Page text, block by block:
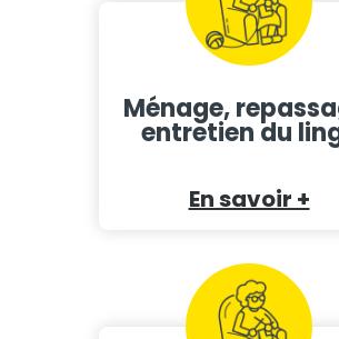
Ménage,
entretien du
En savoir +